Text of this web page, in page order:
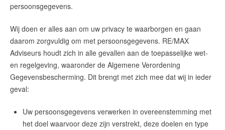
ONZE DIENSTEN
CONTACT
persoonsgegevens.
Wij doen er alles aan om uw privacy te waarborgen en gaan
daarom zorgvuldig om met persoonsgegevens. RE/MAX
Adviseurs houdt zich in alle gevallen aan de toepasselijke wet-
en regelgeving, waaronder de Algemene Verordening
Gegevensbescherming. Dit brengt met zich mee dat wij in ieder
geval:
Uw persoonsgegevens verwerken in overeenstemming met
het doel waarvoor deze zijn verstrekt, deze doelen en type